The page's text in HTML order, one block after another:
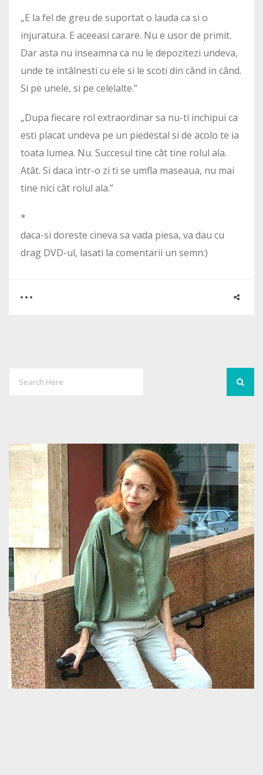
„E la fel de greu de suportat o lauda ca si o
injuratura. E aceeasi carare. Nu e usor de primit.
Dar asta nu inseamna ca nu le depozitezi undeva,
unde te intâlnesti cu ele si le scoti din când in când.
Si pe unele, si pe celelalte.”
„Dupa fiecare rol extraordinar sa nu-ti inchipui ca
esti placat undeva pe un piedestal si de acolo te ia
toata lumea. Nu. Succesul tine cât tine rolul ala.
Atât. Si daca intr-o zi ti se umfla maseaua, nu mai
tine nici cât rolul ala.”
*
daca-si doreste cineva sa vada piesa, va dau cu
drag DVD-ul, lasati la comentarii un semn:)